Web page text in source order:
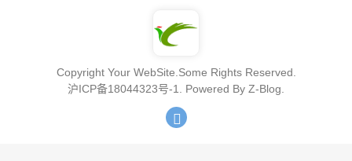
Copyright Your WebSite.Some Rights Reserved.
沪ICP备18044323号-1. Powered By Z-Blog.